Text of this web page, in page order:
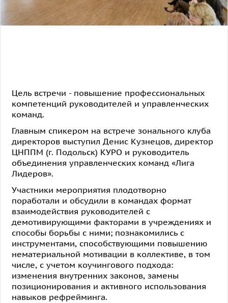
Цель встречи - повышение профессиональных
компетенций руководителей и управленческих
команд.
Главным спикером на встрече зонального клуба
директоров выступил Денис Кузнецов, директор
ЦНППМ (г. Подольск) КУРО и руководитель
объединения управленческих команд «Лига
Лидеров».
Участники мероприятия плодотворно
поработали и обсудили в командах формат
взаимодействия руководителей с
демотивирующими факторами в учреждениях и
способы борьбы с ними; познакомились с
инструментами, способствующими повышению
нематериальной мотивации в коллективе, в том
числе, с учетом коучингового подхода:
изменения внутренних законов, замены
позиционирования и активного использования
навыков рефрейминга.